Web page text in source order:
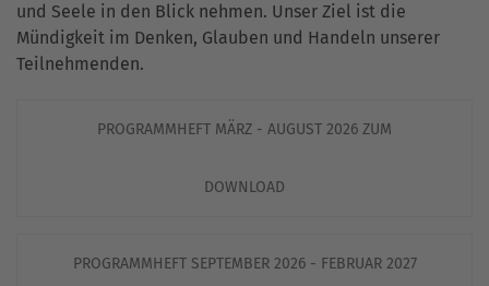
und Seele in den Blick nehmen. Unser Ziel ist die
Mündigkeit im Denken, Glauben und Handeln unserer
Teilnehmenden.
PROGRAMMHEFT MÄRZ - AUGUST 2026 ZUM
DOWNLOAD
PROGRAMMHEFT SEPTEMBER 2026 - FEBRUAR 2027